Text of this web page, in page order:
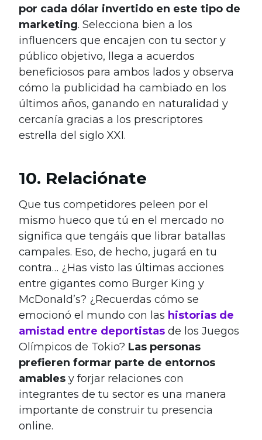
por cada dólar invertido en este tipo de
marketing. Selecciona bien a los
influencers que encajen con tu sector y
público objetivo, llega a acuerdos
beneficiosos para ambos lados y observa
cómo la publicidad ha cambiado en los
últimos años, ganando en naturalidad y
cercanía gracias a los prescriptores
estrella del siglo XXI.
10. Relaciónate
Que tus competidores peleen por el
mismo hueco que tú en el mercado no
significa que tengáis que librar batallas
campales. Eso, de hecho, jugará en tu
contra… ¿Has visto las últimas acciones
entre gigantes como Burger King y
McDonald’s? ¿Recuerdas cómo se
emocionó el mundo con las historias de
amistad entre deportistas de los Juegos
Olímpicos de Tokio? Las personas
prefieren formar parte de entornos
amables y forjar relaciones con
integrantes de tu sector es una manera
importante de construir tu presencia
online.